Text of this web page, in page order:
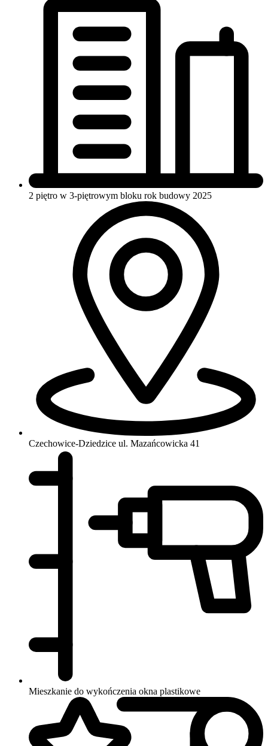
2 piętro w 3-piętrowym bloku rok budowy 2025
Czechowice-Dziedzice ul. Mazańcowicka 41
Mieszkanie do wykończenia okna plastikowe